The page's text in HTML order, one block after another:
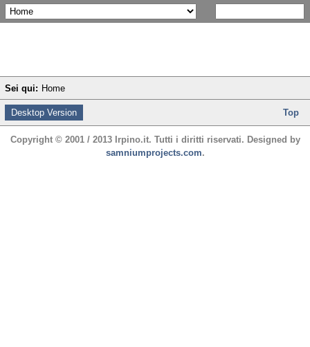
Sei qui: Home
Desktop Version Top
Copyright © 2001 / 2013 Irpino.it. Tutti i diritti riservati. Designed by
samniumprojects.com.